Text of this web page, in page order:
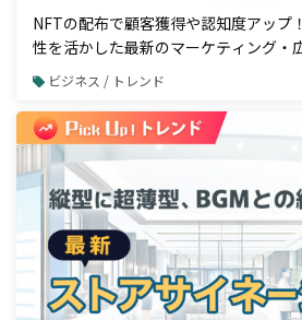
NFTの配布で顧客獲得や認知度アップ
性を活かした最新のマーケティング・
ビジネス / トレンド